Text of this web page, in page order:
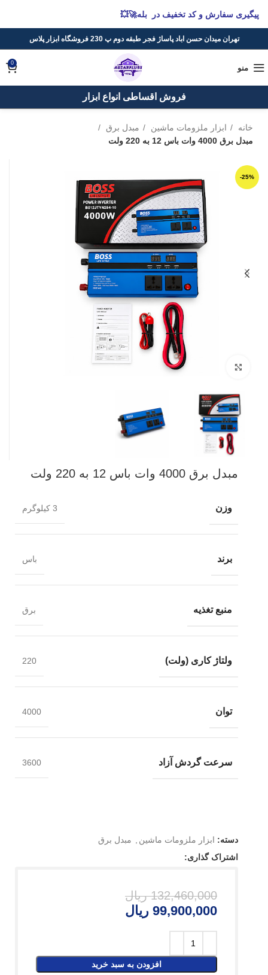
تهران میدان حسن اباد پاساژ فجر طبقه دوم پ 230 فروشگاه ابزار پلاس
منو
0
فروش اقساطی انواع ابزار
خانه ابزار ملزومات ماشین
مبدل برق
مبدل برق 4000 وات باس 12 به 220 ولت
-25%
بزرگنمایی تصویر
مبدل برق 4000 وات باس 12 به 220 ولت
وزن 3 کیلوگرم
برند باس
منبع تغذیه برق
ولتاژ کاری (ولت) 220
توان 4000
سرعت گردش آزاد 3600
دسته: ابزار ملزومات ماشین
مبدل برق
اشتراک گذاری:
132,460,000 ریال
99,900,000 ریال
افزودن به سبد خرید
پیگیری سفارش و کد تخفیف در بله🚀💥